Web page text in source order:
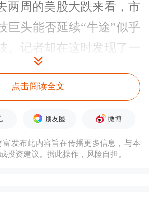
两周的美股大跌来看，市
巨头能否延续“牛途”似乎
。记者却在这时发现了一
——金融大鳄索罗斯早在
就已经清仓了上述10只中
清仓
的机构持股信息可以看
点击阅读全文
朋友圈 微博
富发布此内容旨在传播更多信息，与本
投资建议。据此操作，风险自担。